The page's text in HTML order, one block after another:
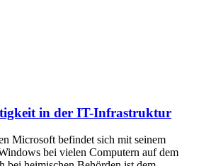
in der IT-Infrastruktur
Microsoft befindet sich mit seinem
bei vielen Computern auf dem